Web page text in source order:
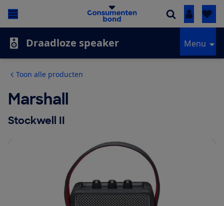
Inloggen
Draadloze speaker Menu
Toon alle producten
Marshall
Stockwell II